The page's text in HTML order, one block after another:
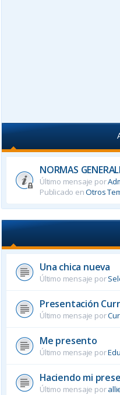
NORMAS
Último mensaje por
Publicado enOtros
Una chica nueva
Último mensaje por
Presentación
Último mensaje por
Me presento
Último mensaje por
Haciendo mi
Último mensaje por